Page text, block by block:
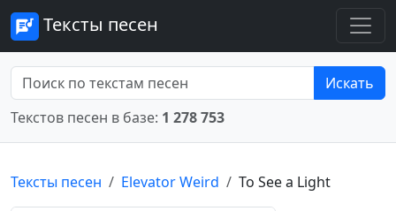
Тексты песен
Искать
Текстов песен в базе: 1 278 753
Тексты песен Elevator Weird To See a Light